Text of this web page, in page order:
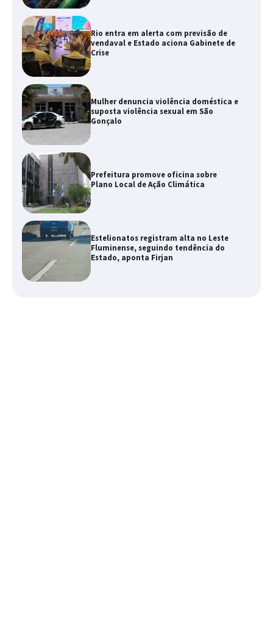
Rio entra em alerta com previsão de
vendaval e Estado aciona Gabinete de
Crise
Mulher denuncia violência doméstica e
suposta violência sexual em São
Gonçalo
Prefeitura promove oficina sobre
Plano Local de Ação Climática
Estelionatos registram alta no Leste
Fluminense, seguindo tendência do
Estado, aponta Firjan